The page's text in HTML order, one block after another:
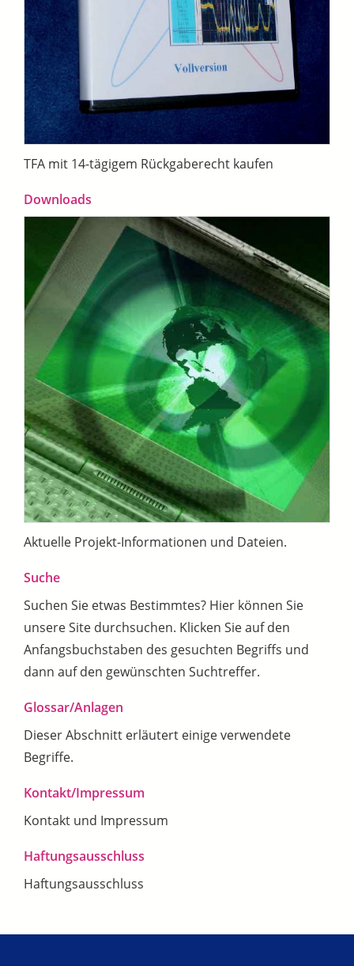
TFA mit 14-tägigem Rückgaberecht kaufen
Downloads
Aktuelle Projekt-Informationen und Dateien.
Suche
Suchen Sie etwas Bestimmtes? Hier können Sie
unsere Site durchsuchen. Klicken Sie auf den
Anfangsbuchstaben des gesuchten Begriffs und
dann auf den gewünschten Suchtreffer.
Glossar/Anlagen
Dieser Abschnitt erläutert einige verwendete
Begriffe.
Kontakt/Impressum
Kontakt und Impressum
Haftungsausschluss
Haftungsausschluss